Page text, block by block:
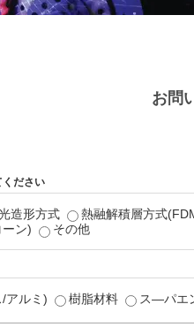
お問
ださい
造形方式
熱融解積層方式
ン)
その他
アルミ) 樹脂材料
ス―パエ